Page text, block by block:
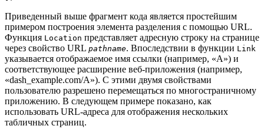
Приведенный выше фрагмент кода является простейшим
примером построения элемента разделения с помощью URL.
Функция Location представляет адресную строку на странице
через свойство URL pathname. Впоследствии в функции Link
указывается отображаемое имя ссылки (например, «A») и
соответствующее расширение веб-приложения (например,
«dash_example.com/A»). С этими двумя свойствами
пользователю разрешено перемещаться по многостраничному
приложению. В следующем примере показано, как
использовать URL-адреса для отображения нескольких
табличных страниц.